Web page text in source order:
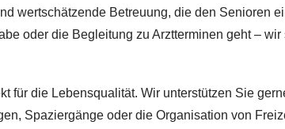
wertschätzende Betreuung, die den Senioren
oder die Begleitung zu Arztterminen geht –
für die Lebensqualität. Wir unterstützen Sie
Spaziergänge oder die Organisation von